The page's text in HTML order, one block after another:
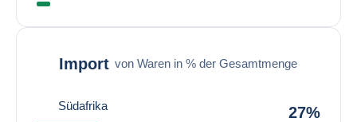
Import von Waren in % der Gesamtmenge
Südafrika 27%